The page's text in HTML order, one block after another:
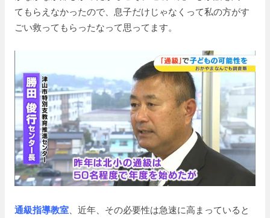
てもらえなかったので、息子だけじゃなくって私の方がす
ごい救ってもらったなって思ってます。
通級指導教室 、近年、その必要性は急速に高まっていると